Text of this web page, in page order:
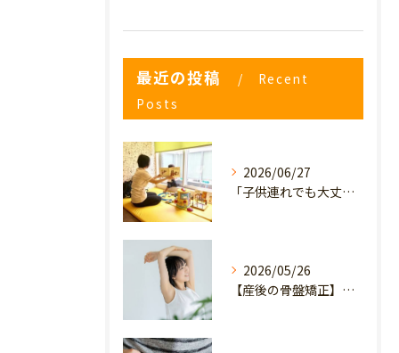
最近の投稿
Recent
Posts
2026/06/27
「子供連れでも大丈夫？」産後の腰痛・体型崩れに悩むママが、プライミー鍼灸整骨院を選ぶ3つの理由
2026/05/26
【産後の骨盤矯正】産後の原因不明なイライラ・疲れやすさは骨盤のせい？心と体を軽くするヒント